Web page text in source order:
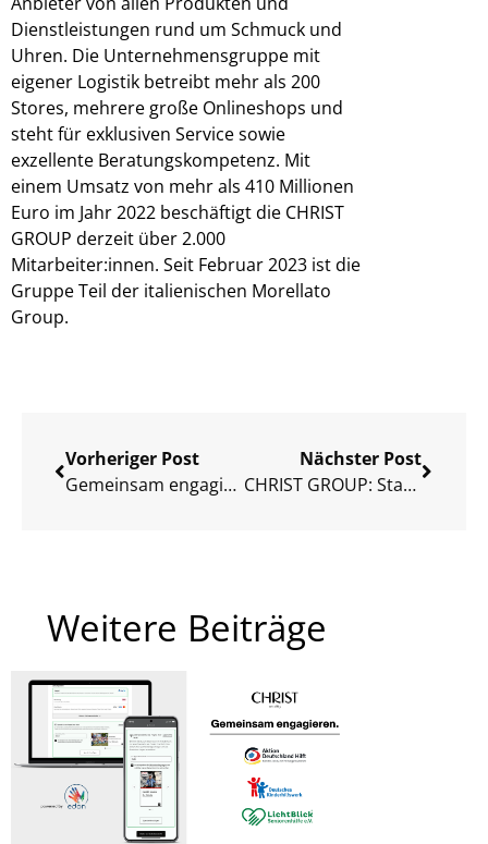
Dienstleistungen rund um Schmuck und
Uhren. Die Unternehmensgruppe mit
eigener Logistik betreibt mehr als 200
Stores, mehrere große Onlineshops und
steht für exklusiven Service sowie
exzellente Beratungskompetenz. Mit
einem Umsatz von mehr als 410 Millionen
Euro im Jahr 2022 beschäftigt die CHRIST
GROUP derzeit über 2.000
Mitarbeiter:innen. Seit Februar 2023 ist die
Gruppe Teil der italienischen Morellato
Group.
Vorheriger Post
Gemeinsam engagieren: CHRIST unterstützt Ukraine-Nothilfe
Nächster Post
CHRIST GROUP: Start Lizenzpartnerschaft mit ESPRIT und Wholesale-Modell
Weitere Beiträge